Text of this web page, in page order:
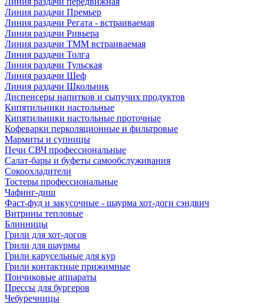
Линия раздачи Премьер
Линия раздачи Регата - встраиваемая
Линия раздачи Ривьера
Линия раздачи ТММ встраиваемая
Линия раздачи Толга
Линия раздачи Тульская
Линия раздачи Шеф
Линия раздачи Школьник
Диспенсеры напитков и сыпучих продуктов
Кипятильники настольные
Кипятильники настольные проточные
Кофеварки перколяционные и фильтровые
Мармиты и супницы
Печи СВЧ профессиональные
Салат-бары и буфеты самообслуживания
Сокоохладители
Тостеры профессиональные
Чафинг-диш
Фаст-фуд и закусочные - шаурма хот-доги сэндвич
Витрины тепловые
Блинницы
Грили для хот-догов
Грили для шаурмы
Грили карусельные для кур
Грили контактные прижимные
Пончиковые аппараты
Прессы для бургеров
Чебуречницы